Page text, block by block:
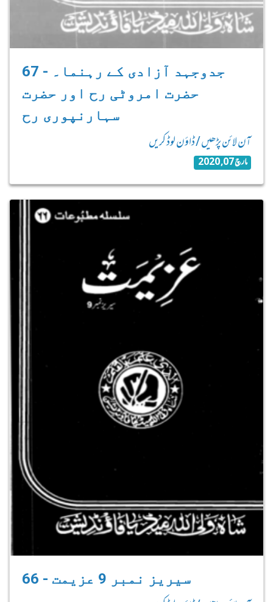
67 - جدوجہد آزادی کے رہنما۔
حضرت امروٹی رح اور حضرت
سہارنپوری رح
آن لائن پڑھیں / ڈاؤن لوڈ کریں
مارچ 07, 2020
66 - سیریز نمبر 9 عزیمت